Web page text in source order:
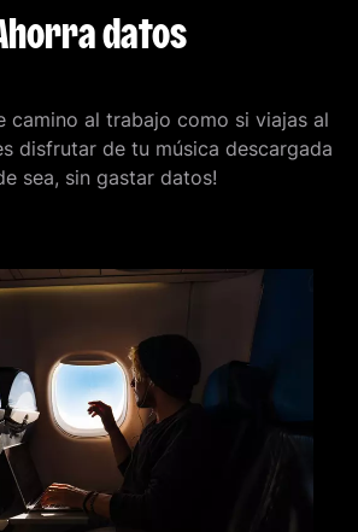
datos
camino al trabajo como si viajas al
disfrutar de tu música descargada
sea, sin gastar datos!